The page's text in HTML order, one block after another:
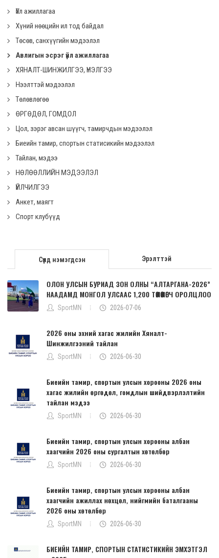
Үйл ажиллагаа
Хүний нөөцийн ил тод байдал
Төсөв, санхүүгийн мэдээлэл
Авлигын эсрэг үйл ажиллагаа
ХЯНАЛТ-ШИНЖИЛГЭЭ, ҮНЭЛГЭЭ
Нээлттэй мэдээлэл
Төлөвлөгөө
ӨРГӨДӨЛ, ГОМДОЛ
Цол, зэрэг авсан шүүгч, тамирчдын мэдээлэл
Биеийн тамир, спортын статисикийн мэдээлэл
Тайлан, мэдээ
НӨЛӨӨЛЛИЙН МЭДЭЭЛЭЛ
ҮЙЛЧИЛГЭЭ
Анкет, маягт
Спорт клубүүд
Сүүлд нэмэгдсэн Эрэлттэй
ОЛОН УЛСЫН БУРИАД ЗОН ОЛНЫ “АЛТАРГАНА-2026”
НААДАМД МОНГОЛ УЛСААС 1,200 ТӨЛӨӨЛӨГЧ ОРОЛЦЛОО
SportMN 2026-07-06
2026 оны эхний хагас жилийн Хяналт-
Шинжилгээний тайлан
SportMN 2026-06-30
Биеийн тамир, спортын улсын хорооны 2026 оны
хагас жилийн өргөдөл, гомдлын шийдвэрлэлтийн
тайлан мэдээ
SportMN 2026-06-30
Биеийн тамир, спортын улсын хорооны албан
хаагчийн 2026 оны сургалтын хөтөлбөр
SportMN 2026-06-30
Биеийн тамир, спортын улсын хорооны албан
хаагчийн ажиллах нөхцөл, нийгмийн баталгааны
2026 оны хөтөлбөр
SportMN 2026-06-30
БИЕИЙН ТАМИР, СПОРТЫН СТАТИСТИКИЙН ЭМХЭТГЭЛ